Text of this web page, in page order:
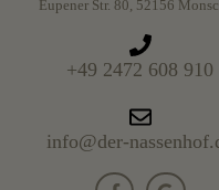
Eupener Str. 80, 52156
+49 2472 608 910
info@der-